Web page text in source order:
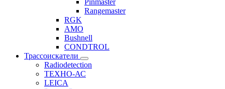
Rangemaster
RGK
AMO
Bushnell
CONDTROL
Трассоискатели
Radiodetection
ТЕХНО-АС
LEICA